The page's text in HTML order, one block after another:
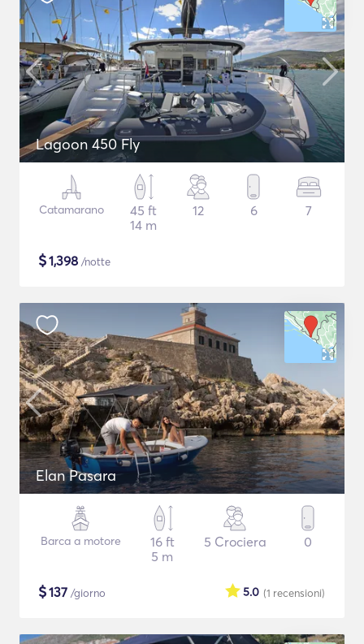
Lagoon 450 Fly
Catamarano
45 ft
14 m
12 6 7
$1,398 /notte
Elan Pasara
Barca a motore
16 ft
5 m
5 Crociera 0
$137 /giorno (1 recensioni)
5.0